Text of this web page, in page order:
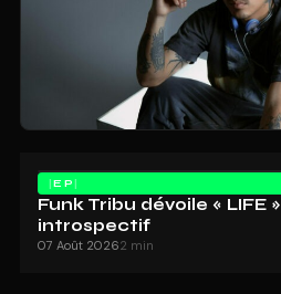
EP
Funk Tribu dévoile « LIFE
introspectif
07 Août 20262 min